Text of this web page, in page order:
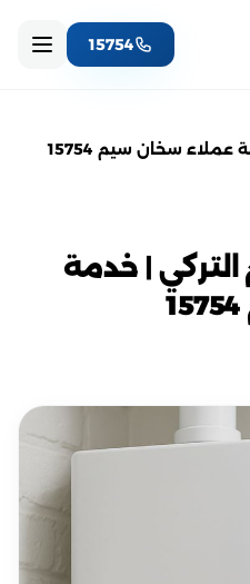
15754
سخان سيم 15754
| خدمة